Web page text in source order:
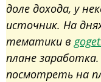
доле дохода, у
источник. На
тематики в
плане
посмотреть на